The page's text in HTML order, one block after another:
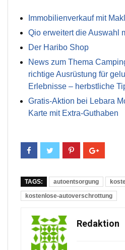
Immobilienverkauf mit
Qio erweitert die Auswahl
Der Haribo Shop
News zum Thema
richtige Ausrüstung für
Erlebnisse – herbstliche
Gratis-Aktion bei Lebara
Karte mit Extra-Guthaben
TAGS: autoentsorgung
kostenlose-autoverschrottung
Redaktion